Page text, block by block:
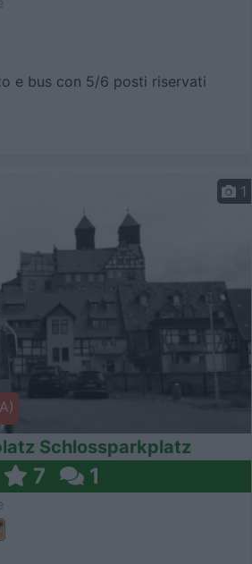
e bus con 5/6 posti riservati
1
Schlossparkplatz
7 1